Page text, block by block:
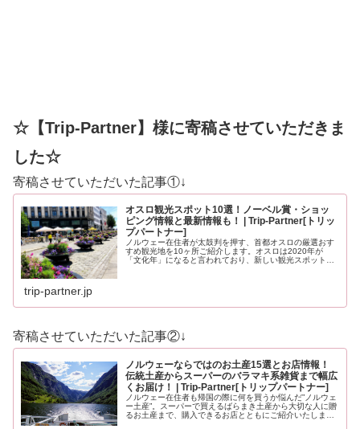
☆【Trip-Partner】様に寄稿させていただきま
した☆
寄稿させていただいた記事①↓
オスロ観光スポット10選！ノーベル賞・ショッ
ピング情報と最新情報も！ | Trip-Partner[トリッ
プパートナー]
ノルウェー在住者が太鼓判を押す、首都オスロの厳選おす
すめ観光地を10ヶ所ご紹介します。オスロは2020年が
「文化年」になると言われており、新しい観光スポットも
trip-partner.jp
寄稿させていただいた記事②↓
ノルウェーならではのお土産15選とお店情報！
伝統土産からスーパーのバラマキ系雑貨まで幅広
くお届け！ | Trip-Partner[トリップパートナー]
ノルウェー在住者も帰国の際に何を買うか悩んだ”ノルウェ
ー土産”。スーパーで買えるばらまき土産から大切な人に贈
るお土産まで、購入できるお店とともにご紹介いたしま